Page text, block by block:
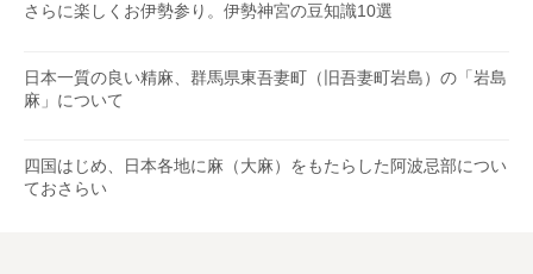
さらに楽しくお伊勢参り。伊勢神宮の豆知識10選
日本一質の良い精麻、群馬県東吾妻町（旧吾妻町岩島）の「岩島
麻」について
四国はじめ、日本各地に麻（大麻）をもたらした阿波忌部につい
ておさらい